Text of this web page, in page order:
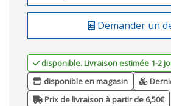
Demander un
disponible. Livraison estimée 1-2
disponible en magasin
Prix de livraison à partir de 6,50€